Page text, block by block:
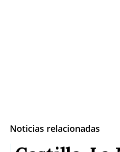
Noticias relacionadas